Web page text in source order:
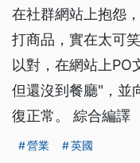
在社群網站上抱怨
打商品，實在太可
以對，在網站上PO
但還沒到餐廳"，並
復正常。 綜合編譯
營業 英國